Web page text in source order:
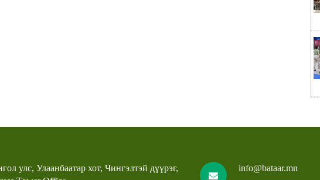
улс, Улаанбаатар хот, Чингэлтэй дүүрэг,
info@bataar.mn